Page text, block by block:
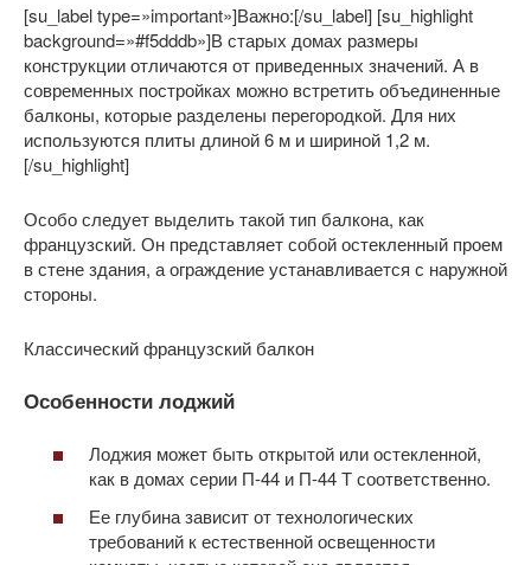
[su_label type=»important»]Важно:[/su_label] [su_highlight
background=»#f5dddb»]В старых домах размеры
конструкции отличаются от приведенных значений. А в
современных постройках можно встретить объединенные
балконы, которые разделены перегородкой. Для них
используются плиты длиной 6 м и шириной 1,2 м.
[/su_highlight]
Особо следует выделить такой тип балкона, как
французский. Он представляет собой остекленный проем
в стене здания, а ограждение устанавливается с наружной
стороны.
Классический французский балкон
Особенности лоджий
Лоджия может быть открытой или остекленной,
как в домах серии П-44 и П-44 Т соответственно.
Ее глубина зависит от технологических
требований к естественной освещенности